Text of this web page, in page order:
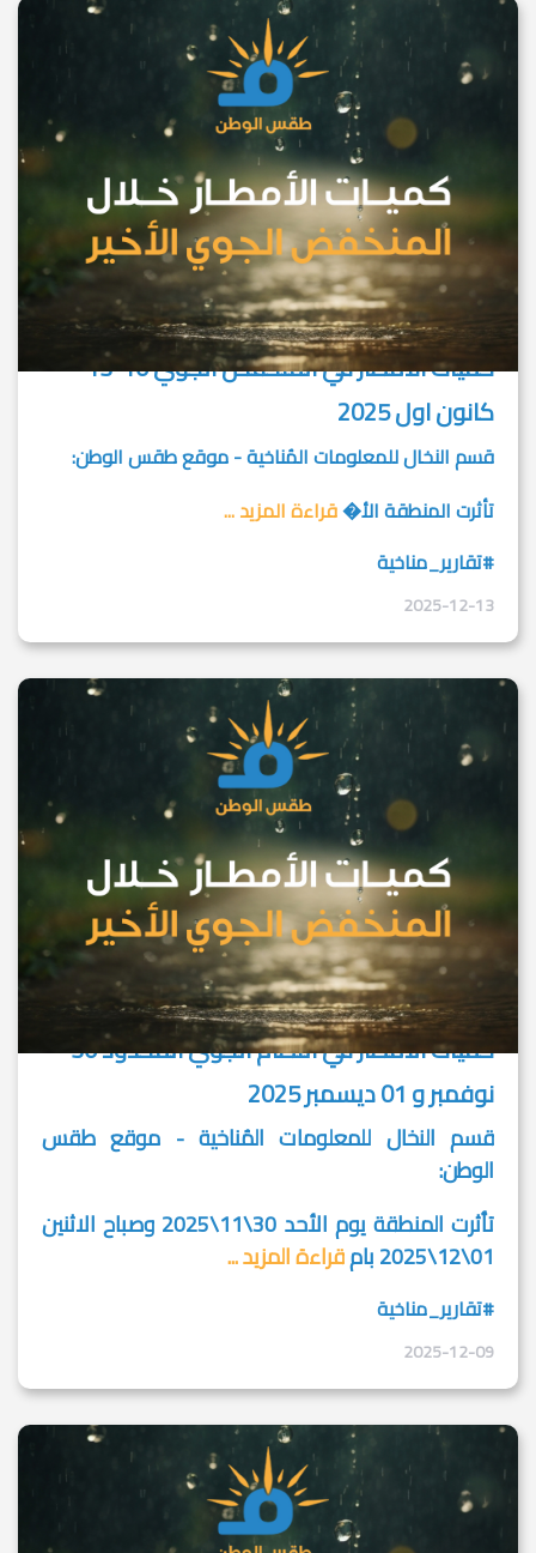
كميات الأمطار في المنخفض الجوي 10-13
كانون اول 2025
قسم النخال للمعلومات المُناخية - موقع طقس الوطن:
تأثرت المنطقة الأ�قراءة المزيد ...
#تقارير_مناخية
2025-12-13
كميات الامطار في النظام الجوي المحدود 30
نوفمبر و 01 ديسمبر 2025
قسم النخال للمعلومات المُناخية - موقع طقس
الوطن:
تأثرت المنطقة يوم الأحد 30\11\2025 وصباح الاثنين
01\12\2025 بام
قراءة المزيد ...
#تقارير_مناخية
2025-12-09